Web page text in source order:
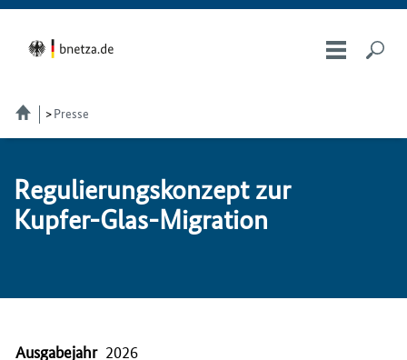
Presse
Re­gu­lie­rungs­kon­zept zur
Kup­fer-Glas-Mi­gra­ti­on
Ausgabejahr 2026